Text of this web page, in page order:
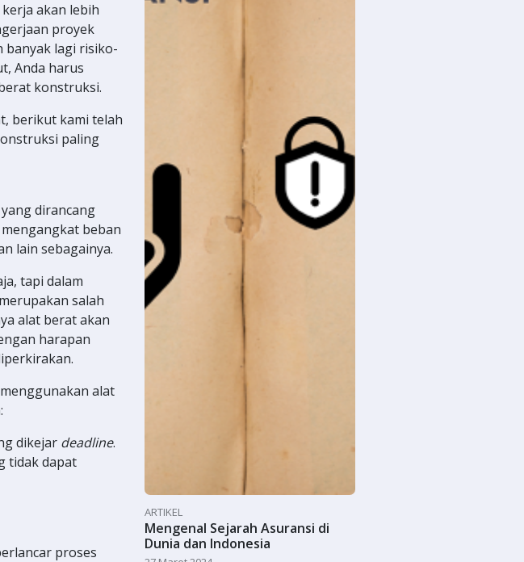
akan lebih
proyek
banyak lagi risiko-
Anda harus
konstruksi.
berikut kami telah
paling
dirancang
beban
lain sebagainya.
tapi dalam
salah
alat berat akan
harapan
alat
dikejar deadline.
tidak dapat
proses
ARTIKEL
Mengenal Sejarah Asuransi di
Dunia dan Indonesia